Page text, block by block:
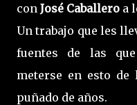
con José Caballero a
Un trabajo que les
fuentes de las
meterse en esto de
puñado de años.